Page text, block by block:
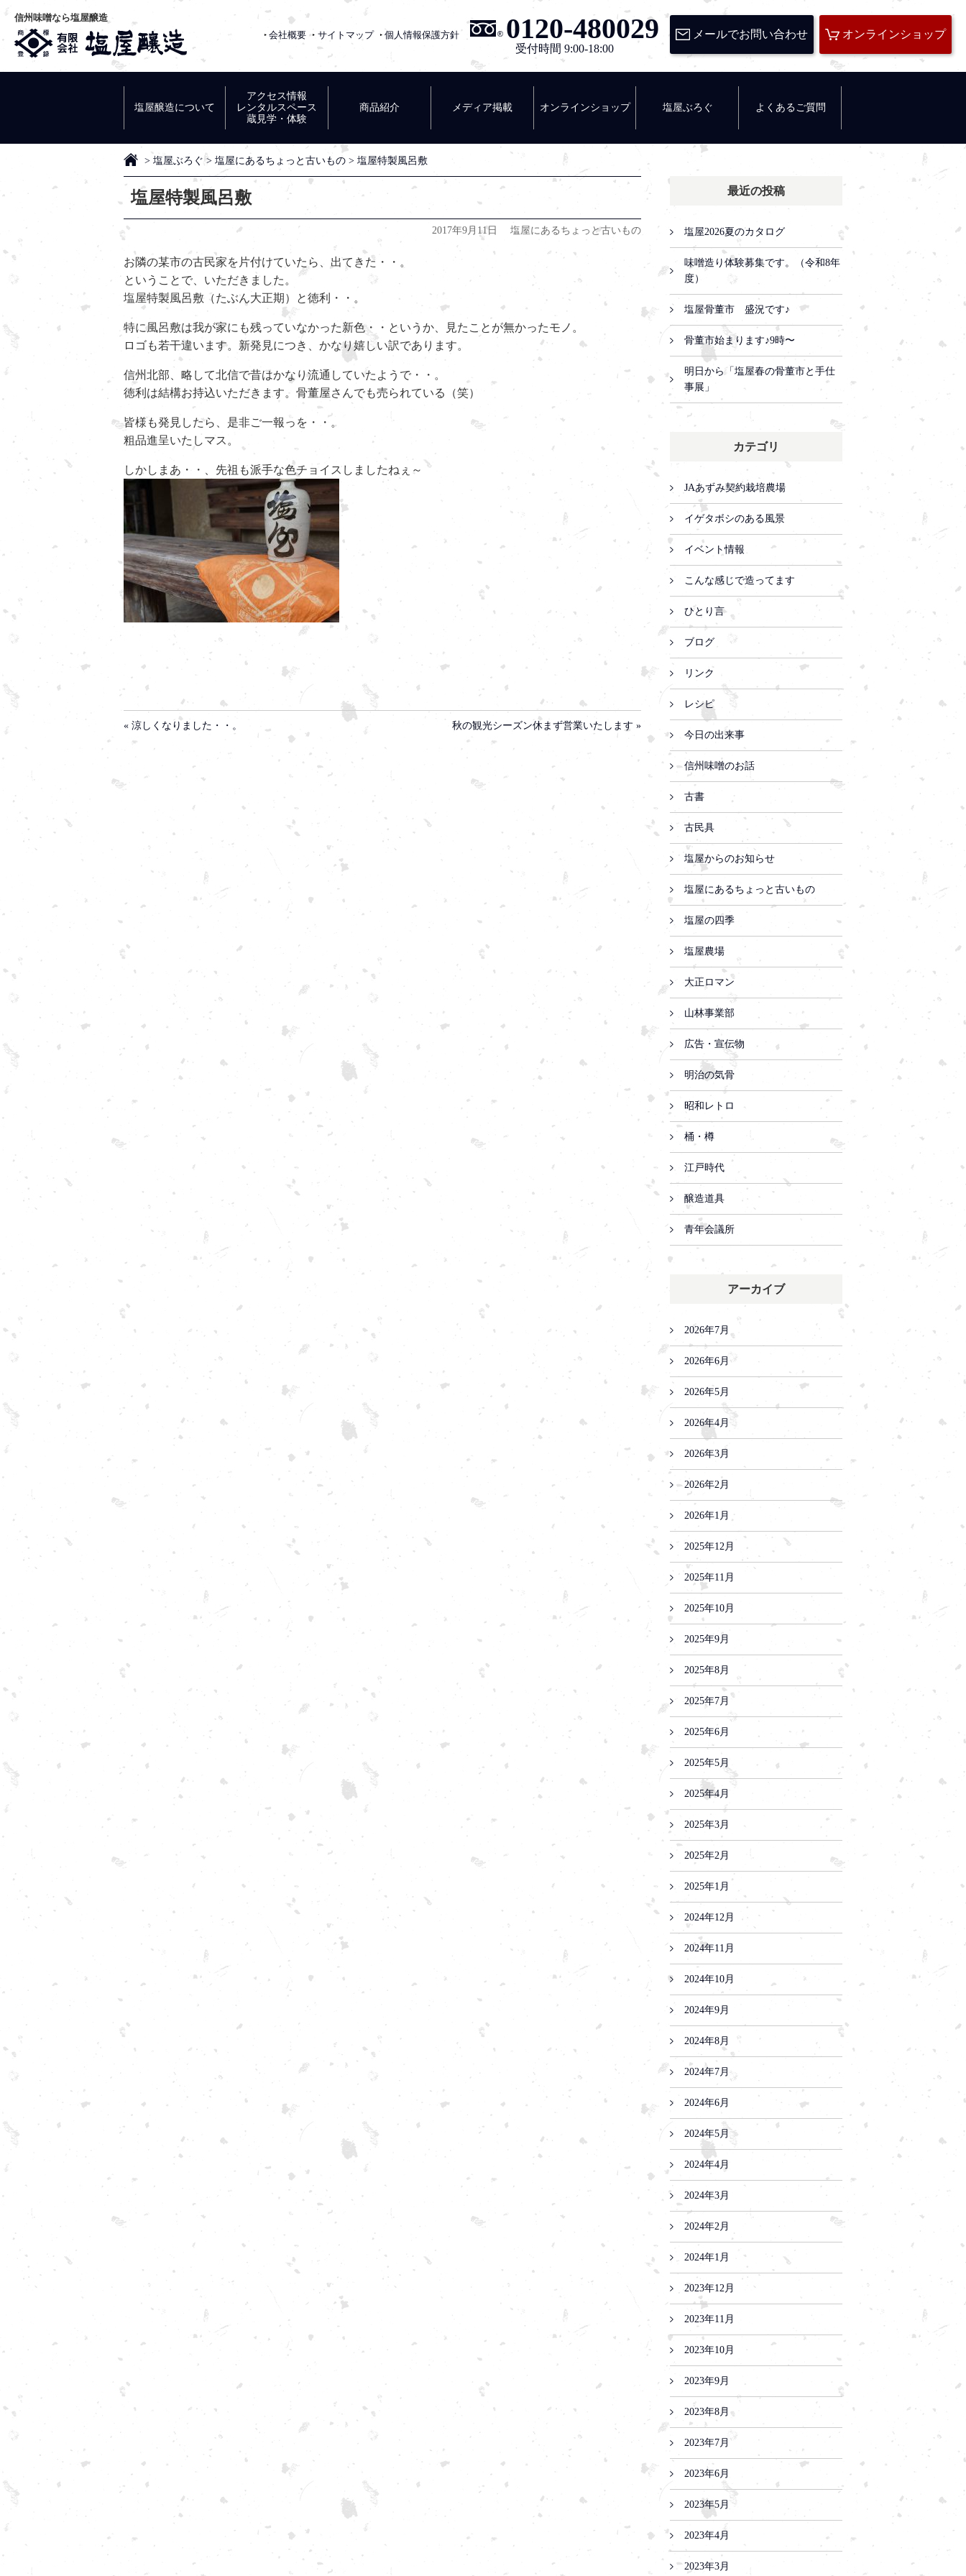
信州味噌なら塩屋醸造
有限会社 塩屋醸造
会社概要 サイトマップ 個人情報保護方針 0120-480029
受付時間 9:00-18:00
メールでお問い合わせ オンラインショップ
塩屋醸造について
アクセス情報
レンタルスペース
蔵見学・体験
商品紹介 メディア掲載 オンラインショップ 塩屋ぶろぐ よくあるご質問
HOME
> 塩屋ぶろぐ > 塩屋にあるちょっと古いもの > 塩屋特製風呂敷
塩屋特製風呂敷
2017年9月11日 塩屋にあるちょっと古いもの
お隣の某市の古民家を片付けていたら、出てきた・・。
ということで、いただきました。
塩屋特製風呂敷（たぶん大正期）と徳利・・。
特に風呂敷は我が家にも残っていなかった新色・・というか、見たことが無かったモノ。
ロゴも若干違います。新発見につき、かなり嬉しい訳であります。
信州北部、略して北信で昔はかなり流通していたようで・・。
徳利は結構お持込いただきます。骨董屋さんでも売られている（笑）
皆様も発見したら、是非ご一報っを・・。
粗品進呈いたしマス。
しかしまあ・・、先祖も派手な色チョイスしましたねぇ～
« 涼しくなりました・・。 秋の観光シーズン休まず営業いたします »
最近の投稿
塩屋2026夏のカタログ
味噌造り体験募集です。（令和8年
度）
塩屋骨董市 盛況です♪
骨董市始まります♪9時〜
明日から「塩屋春の骨董市と手仕
事展」
カテゴリ
JAあずみ契約栽培農場
イゲタボシのある風景
イベント情報
こんな感じで造ってます
ひとり言
ブログ
リンク
レシピ
今日の出来事
信州味噌のお話
古書
古民具
塩屋からのお知らせ
塩屋にあるちょっと古いもの
塩屋の四季
塩屋農場
大正ロマン
山林事業部
広告・宣伝物
明治の気骨
昭和レトロ
桶・樽
江戸時代
醸造道具
青年会議所
アーカイブ
2026年7月
2026年6月
2026年5月
2026年4月
2026年3月
2026年2月
2026年1月
2025年12月
2025年11月
2025年10月
2025年9月
2025年8月
2025年7月
2025年6月
2025年5月
2025年4月
2025年3月
2025年2月
2025年1月
2024年12月
2024年11月
2024年10月
2024年9月
2024年8月
2024年7月
2024年6月
2024年5月
2024年4月
2024年3月
2024年2月
2024年1月
2023年12月
2023年11月
2023年10月
2023年9月
2023年8月
2023年7月
2023年6月
2023年5月
2023年4月
2023年3月